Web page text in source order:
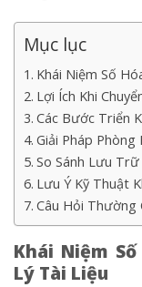
Mục lục
Khái Niệm Số
Lợi Ích Khi
Các Bước Triển
Giải Pháp Phòng
So Sánh Lưu
Lưu Ý Kỹ Thuật
Câu Hỏi Thường
Khái Niệm
Lý Tài Liệu